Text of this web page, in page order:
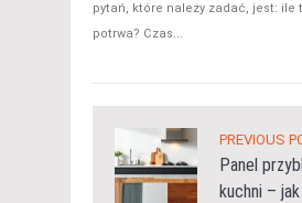
pytań, które należy zadać, jest: ile
potrwa? Czas...
PREVIOUS
Panel
kuchni –